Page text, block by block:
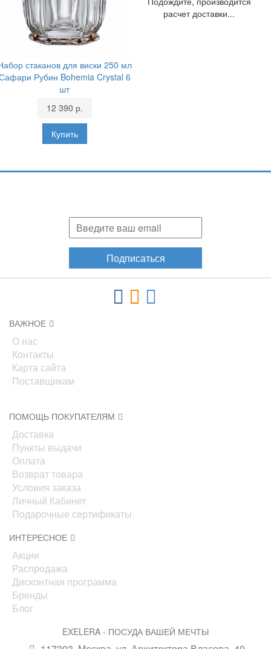
стаканов для виски 250 мл
Рубин Bohemia Crystal 6
шт
12 390 р.
расчет доставки...
Подписаться
ВАЖНОЕ
О нас
Контакты
Карта сайта
Поставщикам
ПОМОЩЬ ПОКУПАТЕЛЯМ
Доставка
Пункты выдачи
Оплата
Возврат товара
Условия заказа
Личный Кабинет
Подарочные сертификаты
ИНТЕРЕСНОЕ
Акции
Распродажа
Дисконтная программа
Бренды
Блог
EXELERA - ПОСУДА ВАШЕЙ МЕЧТЫ